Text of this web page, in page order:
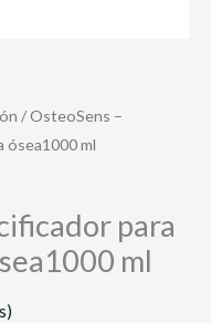
/ OsteoSens –
ósea1000 ml
para
ml